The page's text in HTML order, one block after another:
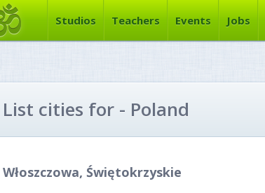
Studios Teachers Events Jobs
List cities for - Poland
Włoszczowa, Świętokrzyskie